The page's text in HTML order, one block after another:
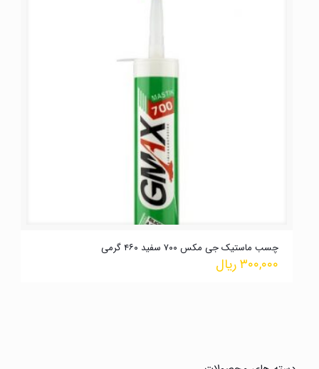
چسب ماستیک جی مکس ۷۰۰ سفید ۴۶۰ گرمی
۳۰۰,۰۰۰ریال